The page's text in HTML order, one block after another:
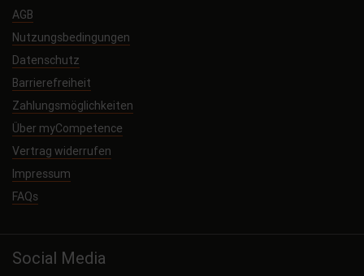
AGB
Nutzungsbedingungen
Datenschutz
Barrierefreiheit
Zahlungsmöglichkeiten
Über myCompetence
Vertrag widerrufen
Impressum
FAQs
Social Media